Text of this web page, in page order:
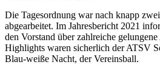
Die Tagesordnung war nach knapp
abgearbeitet. Im Jahresbericht 2021
den Vorstand über zahlreiche
Highlights waren sicherlich der ATSV
Blau-weiße Nacht, der Vereinsball.